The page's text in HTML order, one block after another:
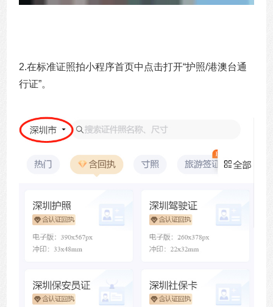
2.在标准证照拍小程序首页中点击打开“护照/港澳台通
行证”。